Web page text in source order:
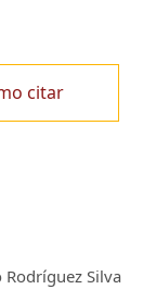
citar
Silva